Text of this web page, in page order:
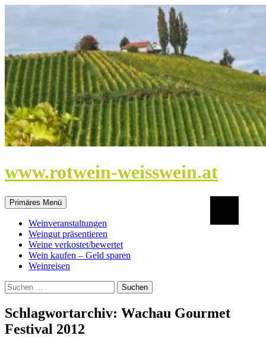
www.rotwein-weisswein.at
Primäres Menü
Weinveranstaltungen
Weingut präsentieren
Weine verkostet/bewertet
Wein kaufen – Geld sparen
Weinreisen
Suchen
nach:
Schlagwortarchiv: Wachau Gourmet
Festival 2012